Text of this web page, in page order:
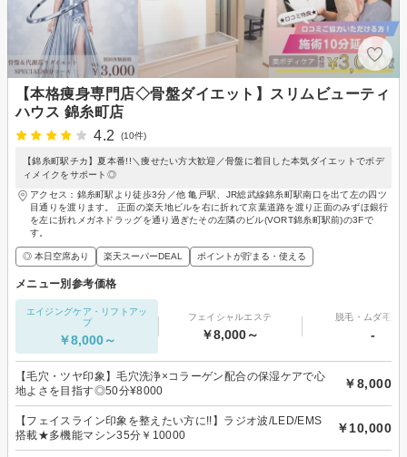
【本格痩身専門店◇骨盤ダイエット】スリムビューティ
ハウス 錦糸町店
4.2
(10件)
【錦糸町駅チカ】夏本番!!＼痩せたい方大歓迎／骨盤に着目した本気ダイエットでボデ
ィメイクをサポート◎
アクセス：錦糸町駅より徒歩3分／他 亀戸駅、JR総武線錦糸町駅南口を出て左の四ツ
目通りを渡ります。 正面の楽天地ビルを右に折れて京葉道路を渡り正面のみずほ銀行
を左に折れメガネドラッグを通り過ぎたその左隣のビル(VORT錦糸町駅前)の3Fで
す。
◎ 本日空席あり 楽天スーパーDEAL ポイントが貯まる・使える
メニュー別参考価格
エイジングケア・リフトアッ
プ
￥8,000～
フェイシャルエステ
￥8,000～
脱毛・ムダ毛処
-
【毛穴・ツヤ印象】毛穴洗浄×コラーゲン配合の保湿ケアで心
地よさを目指す◎50分¥8000
￥8,000
【フェイスライン印象を整えたい方に!!】ラジオ波/LED/EMS
搭載★多機能マシン35分￥10000
￥10,000